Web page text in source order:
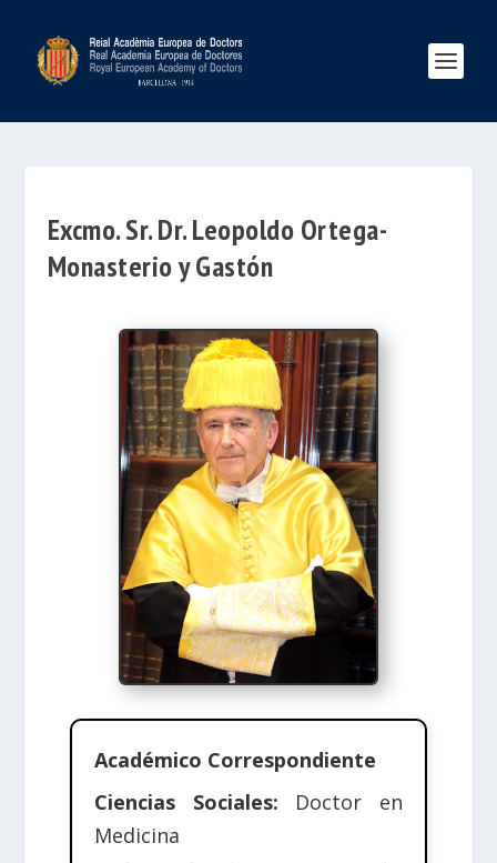
Excmo. Sr. Dr. Leopoldo Ortega-
Monasterio y Gastón
Académico Correspondiente
Ciencias Sociales: Doctor en
Medicina